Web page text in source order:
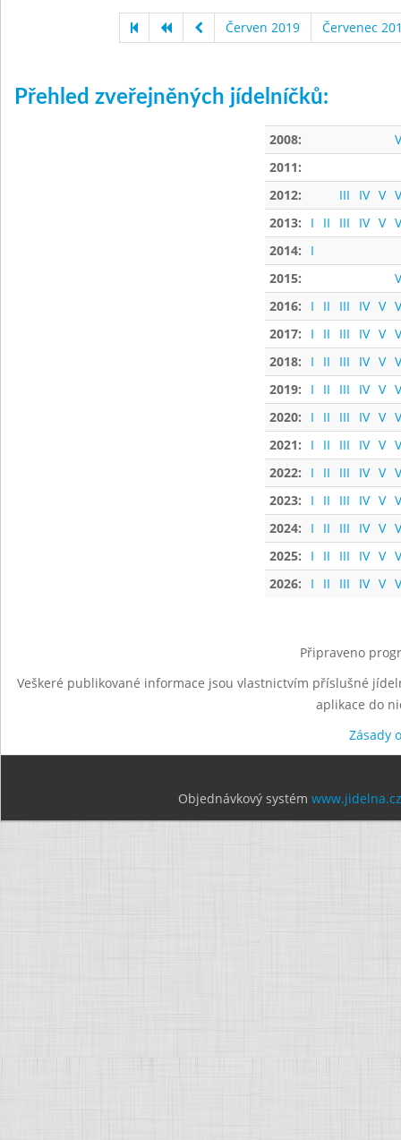
Červen 2019 Červenec
Přehled zveřejněných jídelníčků:
2008:
2011:
2012:
III IV V
2013:
I II III IV V
2014:
I
2015:
2016:
I II III IV V
2017:
I II III IV V
2018:
I II III IV V
2019:
I II III IV V
2020:
I II III IV V
2021:
I II III IV V
2022:
I II III IV V
2023:
I II III IV V
2024:
I II III IV V
2025:
I II III IV V
2026:
I II III IV V
Připraveno
Veškeré publikované informace jsou vlastnictvím příslušné
aplikace do
Zásady
Objednávkový systém www.jidelna.cz